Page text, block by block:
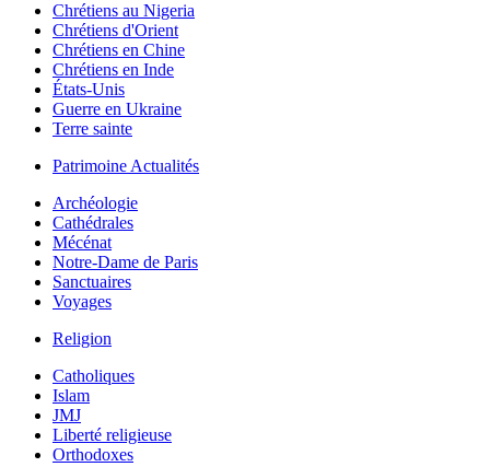
Chrétiens au Nigeria
Chrétiens d'Orient
Chrétiens en Chine
Chrétiens en Inde
États-Unis
Guerre en Ukraine
Terre sainte
Patrimoine Actualités
Archéologie
Cathédrales
Mécénat
Notre-Dame de Paris
Sanctuaires
Voyages
Religion
Catholiques
Islam
JMJ
Liberté religieuse
Orthodoxes